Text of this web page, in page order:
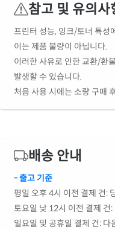
참고 및 유의사
프린터 성능, 잉크/토너 특성
이는 제품 불량이 아닙니다.
이러한 사유로 인한 교환/환
발생할 수 있습니다.
처음 사용 시에는 소량 구매
배송 안내
- 출고 기준
평일 오후 4시 이전 결제 건:
토요일 낮 12시 이전 결제 건:
일요일 및 공휴일 결제 건: 다